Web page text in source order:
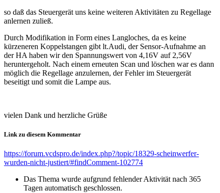
so daß das Steuergerät uns keine weiteren Aktivitäten zu Regellage
anlernen zuließ.
Durch Modifikation in Form eines Langloches, da es keine
kürzeneren Koppelstangen gibt lt.Audi, der Sensor-Aufnahme an
der HA haben wir den Spannungswert von 4,16V auf 2,56V
heruntergeholt. Nach einem erneuten Scan und löschen war es dann
möglich die Regellage anzulernen, der Fehler im Steuergerät
beseitigt und somit die Lampe aus.
vielen Dank und herzliche Grüße
Link zu diesem Kommentar
https://forum.vcdspro.de/index.php?/topic/18329-scheinwerfer-
wurden-nicht-justiert/#findComment-102774
Das Thema wurde aufgrund fehlender Aktivität nach 365
Tagen automatisch geschlossen.